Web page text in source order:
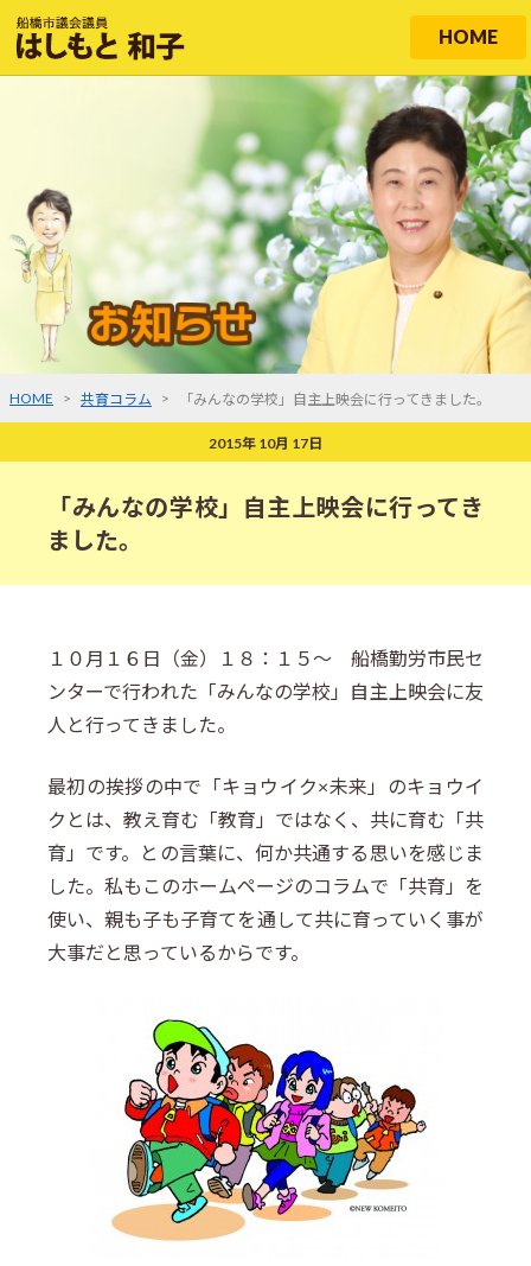
HOME
HOME > 共育コラム > 「みんなの学校」自主上映会に行ってきました。
2015年 10月 17日
「みんなの学校」自主上映会に行ってき
ました。
１０月１６日（金）１８：１５～ 船橋勤労市民セ
ンターで行われた「みんなの学校」自主上映会に友
人と行ってきました。
最初の挨拶の中で「キョウイク×未来」のキョウイ
クとは、教え育む「教育」ではなく、共に育む「共
育」です。との言葉に、何か共通する思いを感じま
した。私もこのホームページのコラムで「共育」を
使い、親も子も子育てを通して共に育っていく事が
大事だと思っているからです。